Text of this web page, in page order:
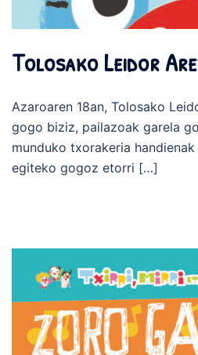
Tolosako Leidor
Azaroaren 18an, Tolosako
gogo biziz, pailazoak garela
munduko txorakeria
egiteko gogoz etorri […]